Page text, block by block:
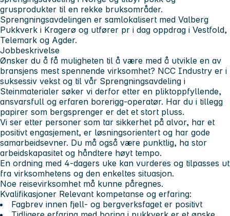
grusprodukter til en rekke bruksområder.
Sprengningsavdelingen er samlokalisert med Valberg
Pukkverk i Kragerø og utfører pr i dag oppdrag i Vestfold,
Telemark og Agder.
Jobbeskrivelse
Ønsker du å få muligheten til å være med å utvikle en av
bransjens mest spennende virksomhet? NCC Industry er i
suksessiv vekst og til vår Sprengningsavdeling i
Steinmaterialer søker vi derfor etter en pliktoppfyllende,
ansvarsfull og erfaren borerigg-operatør. Har du i tillegg
papirer som bergsprenger er det et stort pluss.
Vi ser etter personer som tar sikkerhet på alvor, har et
positivt engasjement, er løsningsorientert og har gode
samarbeidsevner. Du må også være punktlig, ha stor
arbeidskapasitet og håndtere høyt tempo.
En ordning med 4-dagers uke kan vurderes og tilpasses ut
fra virksomhetens og den enkeltes situasjon.
Noe reisevirksomhet må kunne påregnes.
Kvalifikasjoner Relevant kompetanse og erfaring:
Fagbrev innen fjell- og bergverksfaget er positivt